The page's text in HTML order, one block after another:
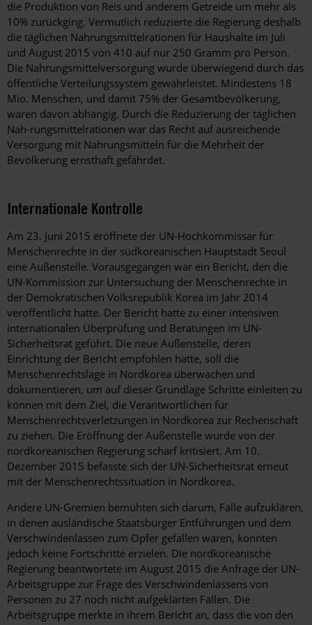
die Produktion von Reis und anderem Getreide um mehr als
10% zurückging. Vermutlich reduzierte die Regierung deshalb
die täglichen Nahrungsmittelrationen für Haushalte im Juli
und August 2015 von 410 auf nur 250 Gramm pro Person.
Die Nahrungsmittelversorgung wurde überwiegend durch das
öffentliche Verteilungssystem gewährleistet. Mindestens 18
Mio. Menschen, und damit 75% der Gesamtbevölkerung,
waren davon abhängig. Durch die Reduzierung der täglichen
Nah-rungsmittelrationen war das Recht auf ausreichende
Versorgung mit Nahrungsmitteln für die Mehrheit der
Bevölkerung ernsthaft gefährdet.
Internationale Kontrolle
Am 23. Juni 2015 eröffnete der UN-Hochkommissar für
Menschenrechte in der südkoreanischen Hauptstadt Seoul
eine Außenstelle. Vorausgegangen war ein Bericht, den die
UN-Kommission zur Untersuchung der Menschenrechte in
der Demokratischen Volksrepublik Korea im Jahr 2014
veröffentlicht hatte. Der Bericht hatte zu einer intensiven
internationalen Überprüfung und Beratungen im UN-
Sicherheitsrat geführt. Die neue Außenstelle, deren
Einrichtung der Bericht empfohlen hatte, soll die
Menschenrechtslage in Nordkorea überwachen und
dokumentieren, um auf dieser Grundlage Schritte einleiten zu
können mit dem Ziel, die Verantwortlichen für
Menschenrechtsverletzungen in Nordkorea zur Rechenschaft
zu ziehen. Die Eröffnung der Außenstelle wurde von der
nordkoreanischen Regierung scharf kritisiert. Am 10.
Dezember 2015 befasste sich der UN-Sicherheitsrat erneut
mit der Menschenrechtssituation in Nordkorea.
Andere UN-Gremien bemühten sich darum, Fälle aufzuklären,
in denen ausländische Staatsbürger Entführungen und dem
Verschwindenlassen zum Opfer gefallen waren, konnten
jedoch keine Fortschritte erzielen. Die nordkoreanische
Regierung beantwortete im August 2015 die Anfrage der UN-
Arbeitsgruppe zur Frage des Verschwindenlassens von
Personen zu 27 noch nicht aufgeklärten Fällen. Die
Arbeitsgruppe merkte in ihrem Bericht an, dass die von den